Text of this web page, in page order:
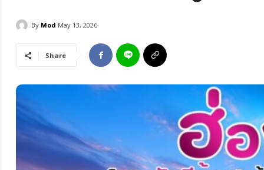
By Mod May 13, 2026
Share